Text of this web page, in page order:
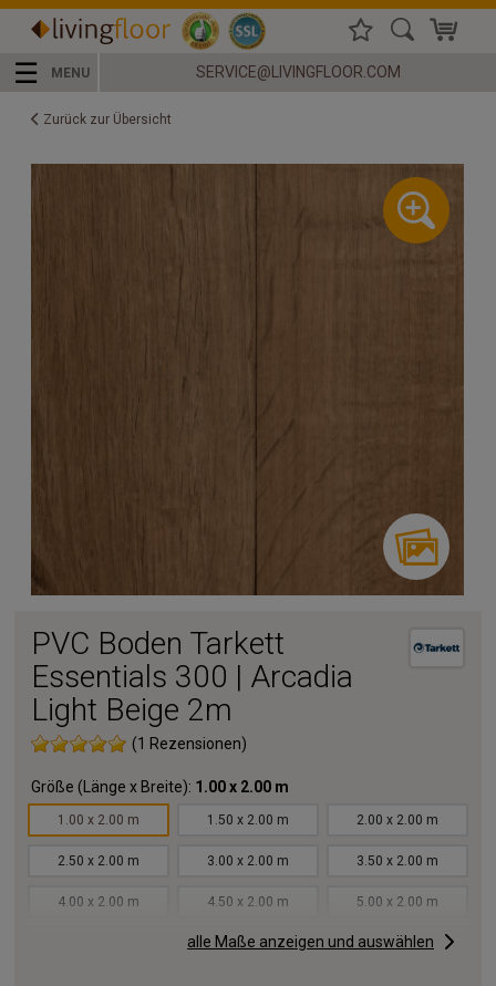
☰ MENU SERVICE@LIVINGFLOOR.COM
Zurück zur Übersicht
PVC Boden Tarkett
Essentials 300 | Arcadia
Light Beige 2m
(1 Rezensionen)
Größe (Länge x Breite): 1.00 x 2.00 m
1.00 x 2.00 m 1.50 x 2.00 m 2.00 x 2.00 m
2.50 x 2.00 m 3.00 x 2.00 m 3.50 x 2.00 m
4.00 x 2.00 m 4.50 x 2.00 m 5.00 x 2.00 m
6.00 x 2.00 m 6.50 x 2.00 m
alle Maße anzeigen und auswählen